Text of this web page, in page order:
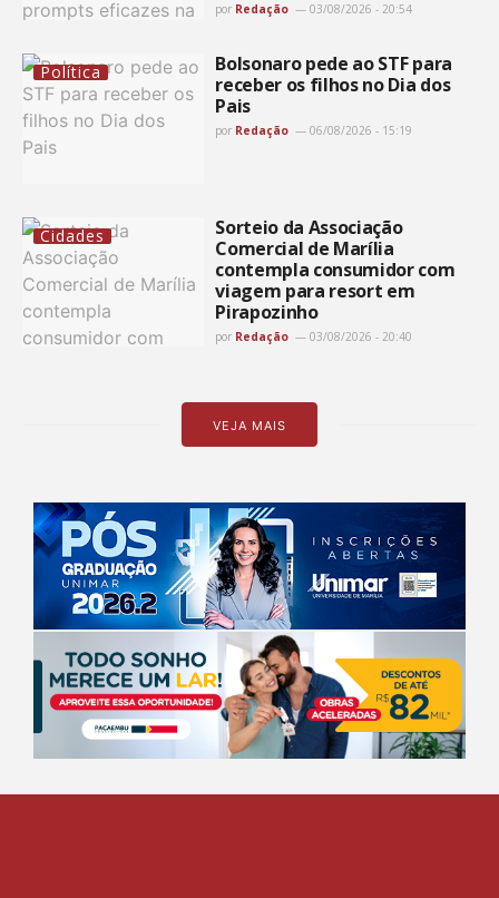
por Redação 03/08/2026 - 20:54
Política
Bolsonaro pede ao STF para
receber os filhos no Dia dos
Pais
por Redação 06/08/2026 - 15:19
Cidades
Sorteio da Associação
Comercial de Marília
contempla consumidor com
viagem para resort em
Pirapozinho
por Redação 03/08/2026 - 20:40
VEJA MAIS